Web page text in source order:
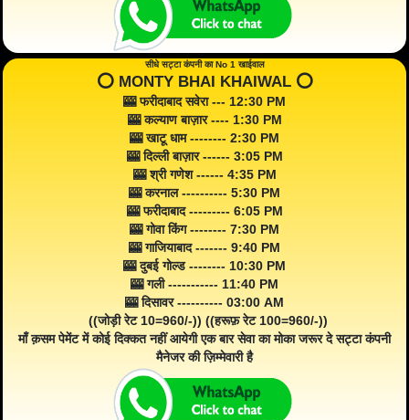
सीधे सट्टा कंपनी का No 1 खाईवाल
⭕️ MONTY BHAI KHAIWAL ⭕️
🎰 फरीदाबाद सवेरा --- 12:30 PM
🎰 कल्याण बाज़ार ---- 1:30 PM
🎰 खाटू धाम -------- 2:30 PM
🎰 दिल्ली बाज़ार ------ 3:05 PM
🎰 श्री गणेश ------ 4:35 PM
🎰 करनाल ---------- 5:30 PM
🎰 फरीदाबाद --------- 6:05 PM
🎰 गोवा किंग -------- 7:30 PM
🎰 गाजियाबाद ------- 9:40 PM
🎰 दुबई गोल्ड -------- 10:30 PM
🎰 गली ----------- 11:40 PM
🎰 दिसावर ---------- 03:00 AM
((जोड़ी रेट 10=960/-)) ((हरूफ़ रेट 100=960/-))
माँ क़सम पेमेंट में कोई दिक्कत नहीं आयेगी एक बार सेवा का मोका जरूर दे सट्टा कंपनी
मैनेजर की ज़िम्मेवारी है